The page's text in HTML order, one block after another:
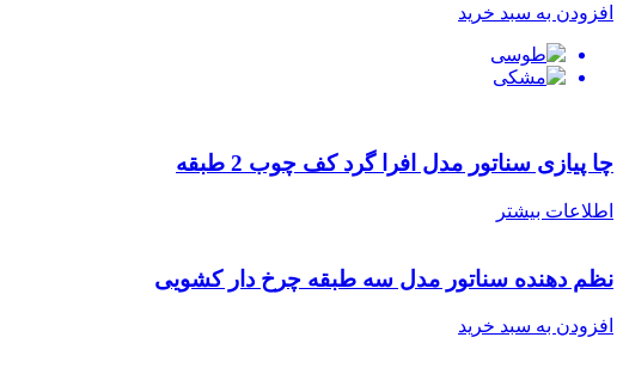
افزودن به سبد خرید
چا پیازی سناتور مدل افرا گرد کف چوب 2 طبقه
اطلاعات بیشتر
نظم دهنده سناتور مدل سه طبقه چرخ دار کشویی
افزودن به سبد خرید